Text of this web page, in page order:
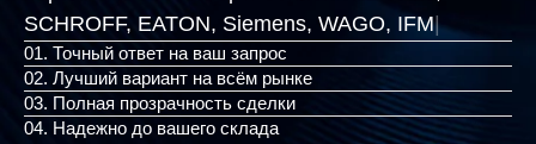
SCHROFF, EATON, Siemens, |
01. Точный ответ на ваш запрос
02. Лучший вариант на всём рынке
03. Полная прозрачность сделки
04. Надежно до вашего склада